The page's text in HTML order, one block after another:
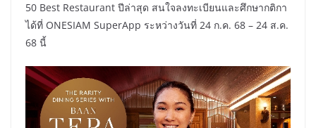
50 Best Restaurant ปีล่าสุด สนใจลงทะเบียนและศึกษากติกา
ได้ที่ ONESIAM SuperApp ระหว่างวันที่ 24 ก.ค. 68 – 24 ส.ค.
68 นี้